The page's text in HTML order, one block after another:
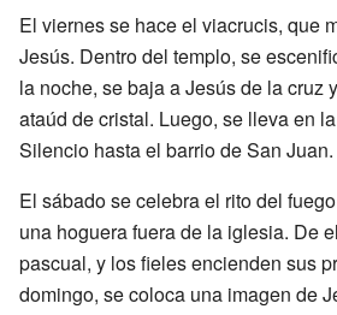
El viernes se hace el viacrucis, que
Jesús. Dentro del templo, se
la noche, se baja a Jesús de la cruz
ataúd de cristal. Luego, se lleva en
Silencio hasta el barrio de San Juan.
El sábado se celebra el rito del
una hoguera fuera de la iglesia. De
pascual, y los fieles encienden sus
domingo, se coloca una imagen de